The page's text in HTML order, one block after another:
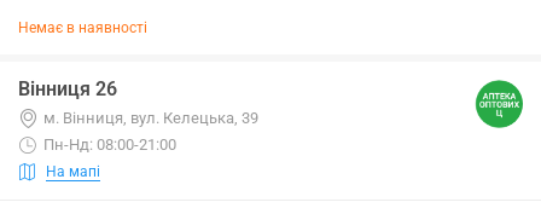
Немає в наявності
Вінниця 26
м. Вінниця, вул. Келецька, 39
Пн-Нд: 08:00-21:00
На мапі